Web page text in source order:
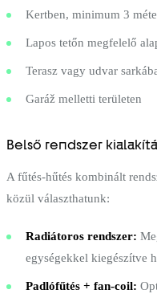
Kertben, minimum 3
Lapos tetőn megfelelő
Terasz vagy udvar
Garáž melletti területen
Belső rendszer
A fűtés-hűtés kombinált
közül választhatunk:
Radiátoros rendszer:
egységekkel kiegészítve
Padlófűtés + fan-coil: